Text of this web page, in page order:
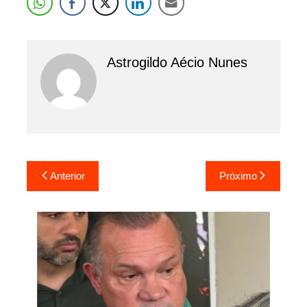
Astrogildo Aécio Nunes
Navegação
de
Post
Anterior Próximo